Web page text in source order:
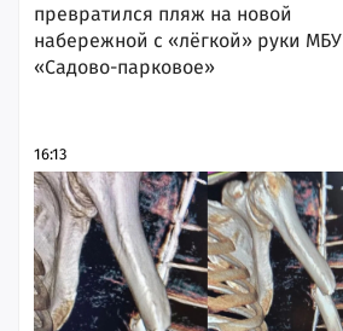
превратился пляж на новой
набережной с «лёгкой» руки МБУ
«Садово-парковое»
16:13